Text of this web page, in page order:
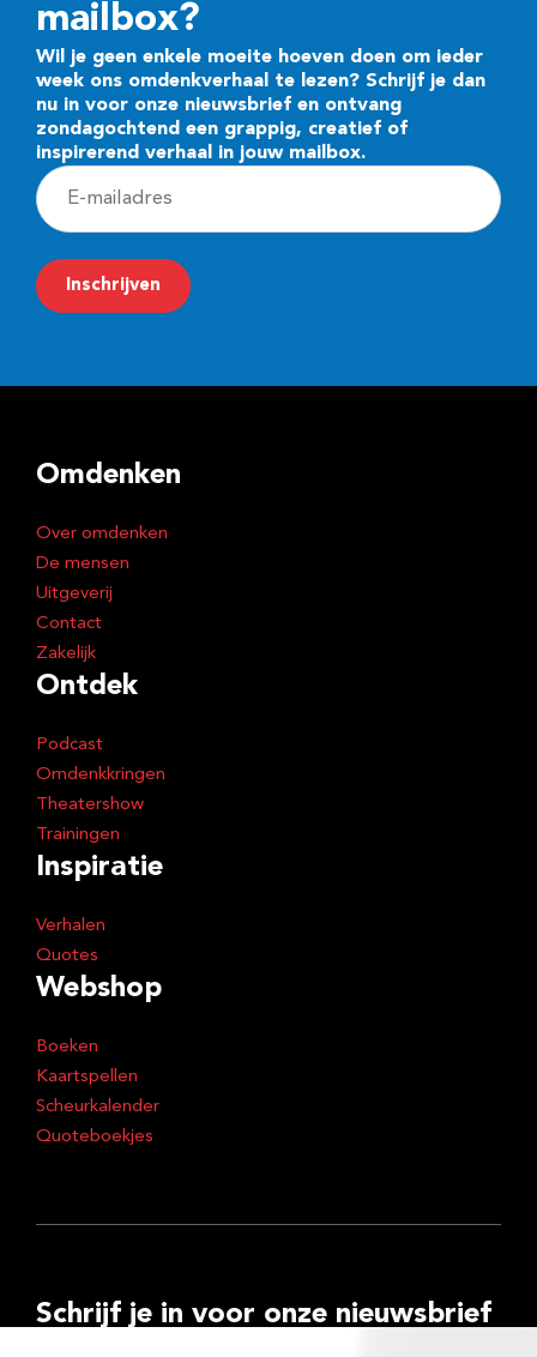
mailbox?
Wil je geen enkele moeite hoeven doen om ieder
week ons omdenkverhaal te lezen? Schrijf je dan
nu in voor onze nieuwsbrief en ontvang
zondagochtend een grappig, creatief of
inspirerend verhaal in jouw mailbox.
E
-
m
a
r
s
Inschrijven
Omdenken
Over omdenken
De mensen
Uitgeverij
Contact
Zakelijk
Ontdek
Podcast
Omdenkkringen
Theatershow
Trainingen
Inspiratie
Verhalen
Quotes
Webshop
Boeken
Kaartspellen
Scheurkalender
Quoteboekjes
Schrijf je in voor onze nieuwsbrief